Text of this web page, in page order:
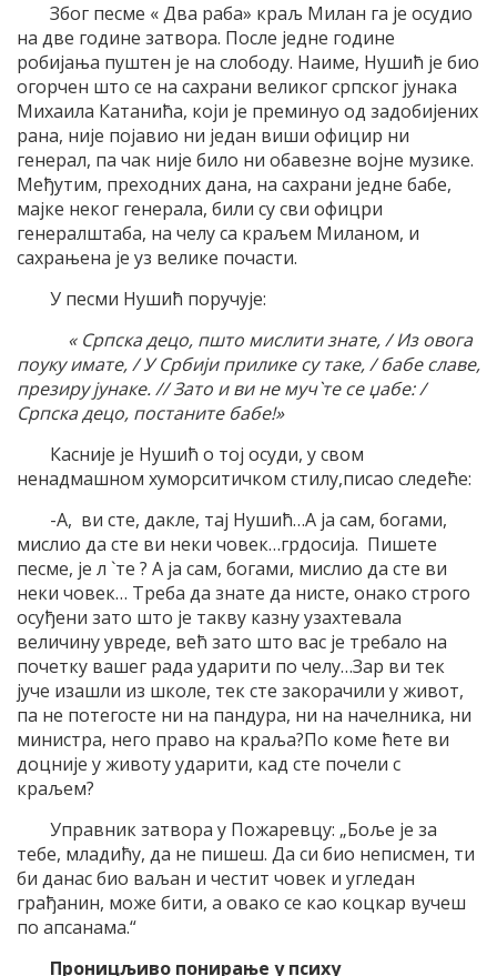
Због песме « Два раба» краљ Милан га је осудио
на две године затвора. После једне године
робијања пуштен је на слободу. Наиме, Нушић је био
огорчен што се на сахрани великог српског јунака
Михаила Катанића, који је преминуо од задобијених
рана, није појавио ни један виши официр ни
генерал, па чак није било ни обавезне војне музике.
Међутим, преходних дана, на сахрани једне бабе,
мајке неког генерала, били су сви офицри
генералштаба, на челу са краљем Миланом, и
сахрањена је уз велике почасти.
У песми Нушић поручује:
« Српска децо, пшто мислити знате, / Из овога
поуку имате, / У Србији прилике су таке, / бабе славе,
презиру јунаке. // Зато и ви не муч`те се џабе: /
Српска децо, постаните бабе!»
Касније је Нушић о тој осуди, у свом
ненадмашном хуморситичком стилу,писао следеће:
-А, ви сте, дакле, тај Нушић…А ја сам, богами,
мислио да сте ви неки човек…грдосија. Пишете
песме, је л `те ? А ја сам, богами, мислио да сте ви
неки човек… Треба да знате да нисте, онако строго
осуђени зато што је такву казну узахтевала
величину увреде, већ зато што вас је требало на
почетку вашег рада ударити по челу…Зар ви тек
јуче изашли из школе, тек сте закорачили у живот,
па не потегосте ни на пандура, ни на начелника, ни
министра, него право на краља?По коме ћете ви
доцније у животу ударити, кад сте почели с
краљем?
Управник затвора у Пожаревцу: „Боље је за
тебе, младићу, да не пишеш. Да си био неписмен, ти
би данас био ваљан и честит човек и угледан
грађанин, може бити, а овако се као коцкар вучеш
по апсанама.“
Проницљиво понирање у психу